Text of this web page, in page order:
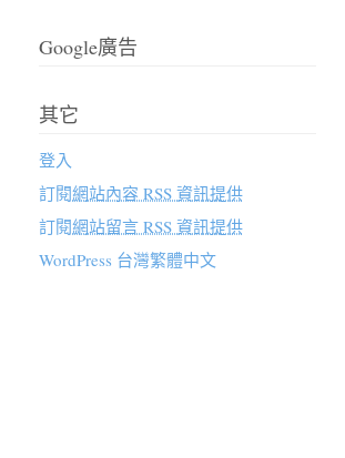
Google廣告
其它
登入
訂閱網站內容 RSS 資訊提供
訂閱網站留言 RSS 資訊提供
WordPress 台灣繁體中文